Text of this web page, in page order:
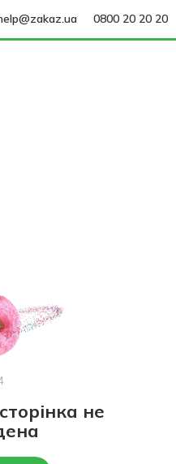
0800 20 20 20
не